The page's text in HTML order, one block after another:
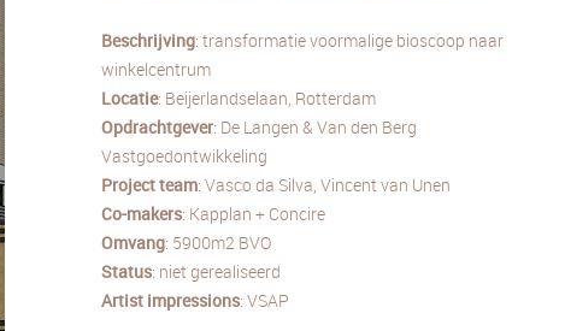
Beschrijving: transformatie voormalige bioscoop naar
winkelcentrum
Locatie: Beijerlandselaan, Rotterdam
Opdrachtgever: De Langen & Van den Berg
Vastgoedontwikkeling
Project team: Vasco da Silva, Vincent van Unen
Co-makers: Kapplan + Concire
Omvang: 5900m2 BVO
Status: niet gerealiseerd
Artist impressions: VSAP